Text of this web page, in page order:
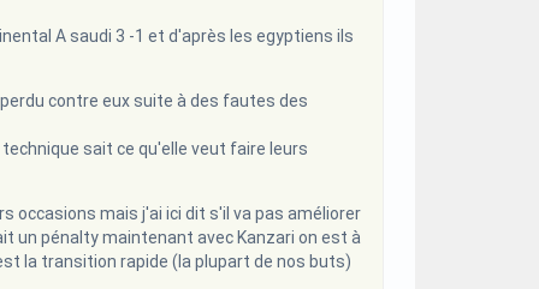
A saudi 3 -1 et d'après les egyptiens ils
contre eux suite à des fautes des
sait ce qu'elle veut faire leurs
occasions mais j'ai ici dit s'il va pas améliorer
un pénalty maintenant avec Kanzari on est à
la transition rapide (la plupart de nos buts)